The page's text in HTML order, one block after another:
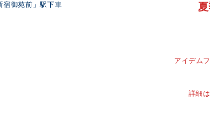
宿御苑前」駅下車
アイデム
詳細は